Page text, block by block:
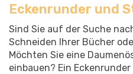
Material
Kunststoff(1)
Metall(6)
Eckenrunder und
Sind Sie auf der Suche
Schneiden Ihrer Bücher
Möchten Sie eine
einbauen? Ein